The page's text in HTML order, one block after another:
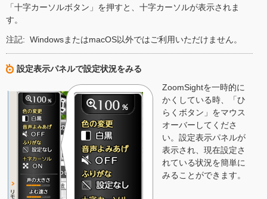
「十字カーソルボタン」を押すと、十字カーソルが表示されま
す。
注記: WindowsまたはmacOS以外ではご利用いただけません。
設定表示パネルで設定状況をみる
ZoomSightを一時的に
かくしている時、「ひ
らくボタン」をマウス
オーバーしてくださ
い。設定表示パネルが
表示され、現在設定さ
れている状況を簡単に
みることができます。